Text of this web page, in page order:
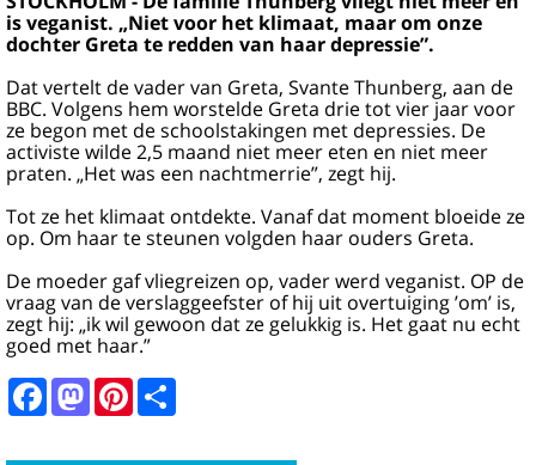
is veganist. „Niet voor het klimaat, maar om onze
dochter Greta te redden van haar depressie”.
Dat vertelt de vader van Greta, Svante Thunberg, aan de
BBC. Volgens hem worstelde Greta drie tot vier jaar voor
ze begon met de schoolstakingen met depressies. De
activiste wilde 2,5 maand niet meer eten en niet meer
praten. „Het was een nachtmerrie”, zegt hij.
Tot ze het klimaat ontdekte. Vanaf dat moment bloeide ze
op. Om haar te steunen volgden haar ouders Greta.
De moeder gaf vliegreizen op, vader werd veganist. OP de
vraag van de verslaggeefster of hij uit overtuiging ’om’ is,
zegt hij: „ik wil gewoon dat ze gelukkig is. Het gaat nu echt
goed met haar.”
FacebookMastodon
Pinterest